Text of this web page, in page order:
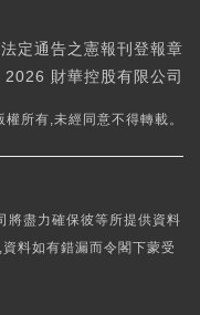
定通告之憲報刊登報章
財華控股有限公司
權所有,未經同意不得轉載。
將盡力確保彼等所提供資料
料如有錯漏而令閣下蒙受